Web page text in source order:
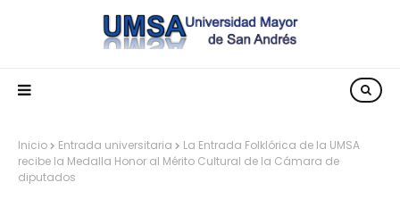
Inicio Entrada universitaria
La Entrada Folklórica de la UMSA
recibe la Medalla Honor al Mérito Cultural de la Cámara de
diputados